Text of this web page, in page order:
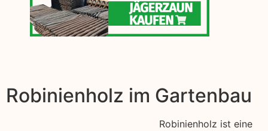
Robinienholz im Gartenbau
Robinienholz ist eine